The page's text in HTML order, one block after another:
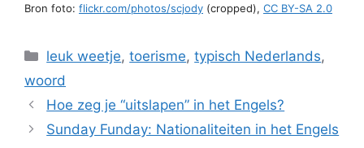
Bron foto: flickr.com/photos/scjody (cropped), CC BY-SA 2.0
Categorieën
leuk weetje,toerisme,typisch Nederlands,
woord
Hoe zeg je “uitslapen” in het Engels?
Sunday Funday: Nationaliteiten in het Engels